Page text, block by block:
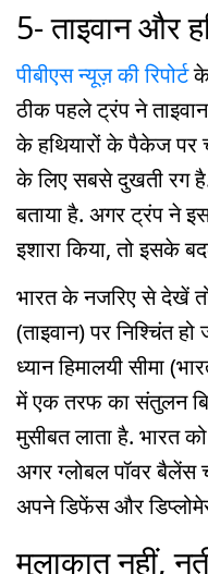
5- ताइवान और
पीबीएस न्यूज़ की रिपोर्ट
ठीक पहले ट्रंप ने
के हथियारों के पैकेज पर
के लिए सबसे दुखती रग
बताया है. अगर ट्रंप ने
इशारा किया, तो इसके
भारत के नजरिए से देखें
(ताइवान) पर निश्चिंत
ध्यान हिमालयी सीमा
में एक तरफ का संतुलन
मुसीबत लाता है. भारत
अगर ग्लोबल पॉवर बैलेंस
अपने डिफेंस और
मुलाकात नहीं,